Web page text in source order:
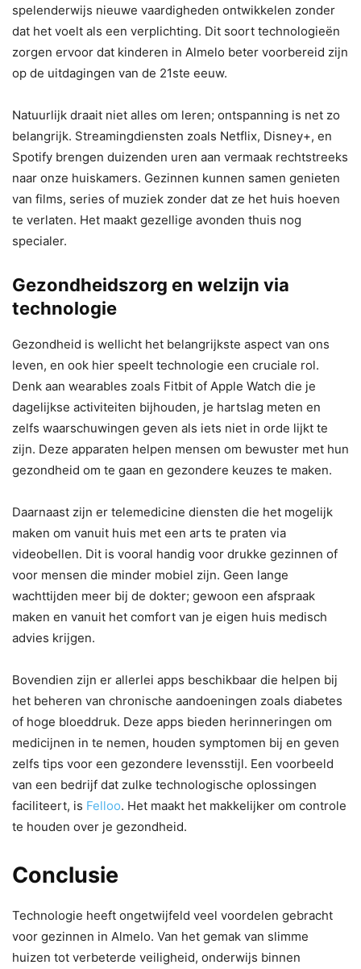
spelenderwijs nieuwe vaardigheden ontwikkelen zonder
dat het voelt als een verplichting. Dit soort technologieën
zorgen ervoor dat kinderen in Almelo beter voorbereid zijn
op de uitdagingen van de 21ste eeuw.
Natuurlijk draait niet alles om leren; ontspanning is net zo
belangrijk. Streamingdiensten zoals Netflix, Disney+, en
Spotify brengen duizenden uren aan vermaak rechtstreeks
naar onze huiskamers. Gezinnen kunnen samen genieten
van films, series of muziek zonder dat ze het huis hoeven
te verlaten. Het maakt gezellige avonden thuis nog
specialer.
Gezondheidszorg en welzijn via
technologie
Gezondheid is wellicht het belangrijkste aspect van ons
leven, en ook hier speelt technologie een cruciale rol.
Denk aan wearables zoals Fitbit of Apple Watch die je
dagelijkse activiteiten bijhouden, je hartslag meten en
zelfs waarschuwingen geven als iets niet in orde lijkt te
zijn. Deze apparaten helpen mensen om bewuster met hun
gezondheid om te gaan en gezondere keuzes te maken.
Daarnaast zijn er telemedicine diensten die het mogelijk
maken om vanuit huis met een arts te praten via
videobellen. Dit is vooral handig voor drukke gezinnen of
voor mensen die minder mobiel zijn. Geen lange
wachttijden meer bij de dokter; gewoon een afspraak
maken en vanuit het comfort van je eigen huis medisch
advies krijgen.
Bovendien zijn er allerlei apps beschikbaar die helpen bij
het beheren van chronische aandoeningen zoals diabetes
of hoge bloeddruk. Deze apps bieden herinneringen om
medicijnen in te nemen, houden symptomen bij en geven
zelfs tips voor een gezondere levensstijl. Een voorbeeld
van een bedrijf dat zulke technologische oplossingen
faciliteert, is Felloo. Het maakt het makkelijker om controle
te houden over je gezondheid.
Conclusie
Technologie heeft ongetwijfeld veel voordelen gebracht
voor gezinnen in Almelo. Van het gemak van slimme
huizen tot verbeterde veiligheid, onderwijs binnen